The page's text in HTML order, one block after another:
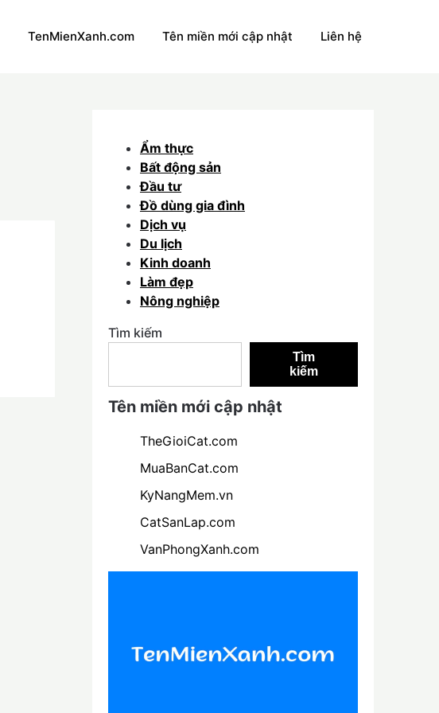
TenMienXanh.com Tên miền mới cập nhật Liên hệ
Ẩm thực
Bất động sản
Đầu tư
Đồ dùng gia đình
Dịch vụ
Du lịch
Kinh doanh
Làm đẹp
Nông nghiệp
Tìm kiếm
Tìm
kiếm
Tên miền mới cập nhật
TheGioiCat.com
MuaBanCat.com
KyNangMem.vn
CatSanLap.com
VanPhongXanh.com